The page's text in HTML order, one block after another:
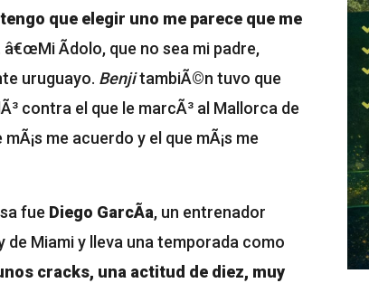
que elegir uno me parece que me
â€œMi Ã­dolo, que no sea mi padre,
uruguayo. BenjitambiÃ©n tuvo que
contra el que le marcÃ³ al Mallorca de
me acuerdo y el que mÃ¡s me
fue Diego GarcÃ­a, un entrenador
de Miami y lleva una temporada como
cracks, una actitud de diez, muy